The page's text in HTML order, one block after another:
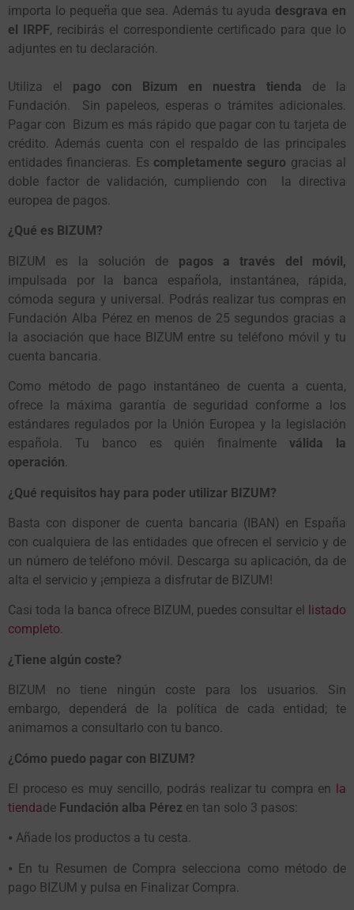
importa lo pequeña que sea. Además tu ayuda desgrava en
el IRPF, recibirás el correspondiente certificado para que lo
adjuntes en tu declaración.
Utiliza el pago con Bizum en nuestra tienda de la
Fundación. Sin papeleos, esperas o trámites adicionales.
Pagar con Bizum es más rápido que pagar con tu tarjeta de
crédito. Además cuenta con el respaldo de las principales
entidades financieras. Es completamente seguro gracias al
doble factor de validación, cumpliendo con la directiva
europea de pagos.
¿Qué es BIZUM?
BIZUM es la solución de pagos a través del móvil,
impulsada por la banca española, instantánea, rápida,
cómoda segura y universal. Podrás realizar tus compras en
Fundación Alba Pérez en menos de 25 segundos gracias a
la asociación que hace BIZUM entre su teléfono móvil y tu
cuenta bancaria.
Como método de pago instantáneo de cuenta a cuenta,
ofrece la máxima garantía de seguridad conforme a los
estándares regulados por la Unión Europea y la legislación
española. Tu banco es quién finalmenteválida la
operación.
¿Qué requisitos hay para poder utilizar BIZUM?
Basta con disponer de cuenta bancaria (IBAN) en España
con cualquiera de las entidades que ofrecen el servicio y de
un número de teléfono móvil. Descarga su aplicación, da de
alta el servicio y ¡empieza a disfrutar de BIZUM!
Casi toda la banca ofrece BIZUM, puedes consultar el
listado
completo.
¿Tiene algún coste?
BIZUM no tiene ningún coste para los usuarios. Sin
embargo, dependerá de la política de cada entidad; te
animamos a consultarlo con tu banco.
¿Cómo puedo pagar con BIZUM?
El proceso es muy sencillo, podrás realizar tu compra en la
tiendade Fundación alba Pérez en tan solo 3 pasos:
⦁ Añade los productos a tu cesta.
⦁ En tu Resumen de Compra selecciona como método de
pago BIZUM y pulsa en Finalizar Compra.